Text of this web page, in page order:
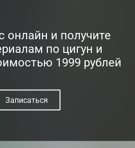
онлайн и получите
по цигун и
1999 рублей
Записаться